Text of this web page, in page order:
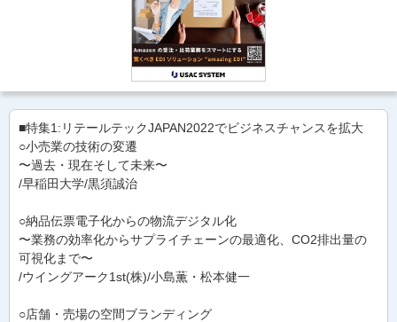
■特集1:リテールテックJAPAN2022でビジネスチャンスを拡大
○小売業の技術の変遷
〜過去・現在そして未来〜
/早稲田大学/黒須誠治
○納品伝票電子化からの物流デジタル化
〜業務の効率化からサプライチェーンの最適化、CO2排出量の
可視化まで〜
/ウイングアーク1st(株)/小島薫・松本健一
○店舗・売場の空間ブランディング